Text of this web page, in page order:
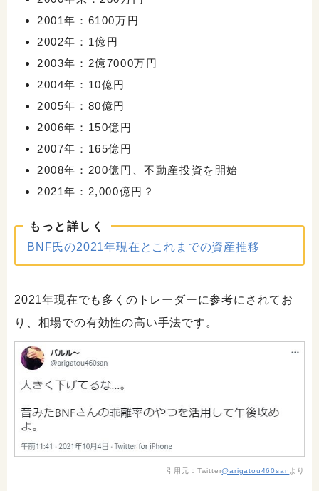
2001年：6100万円
2002年：1億円
2003年：2億7000万円
2004年：10億円
2005年：80億円
2006年：150億円
2007年：165億円
2008年：200億円、不動産投資を開始
2021年：2,000億円？
もっと詳しく
BNF氏の2021年現在とこれまでの資産推移
2021年現在でも多くのトレーダーに参考にされてお
り、相場での有効性の高い手法です。
引用元：Twitter@arigatou460san より